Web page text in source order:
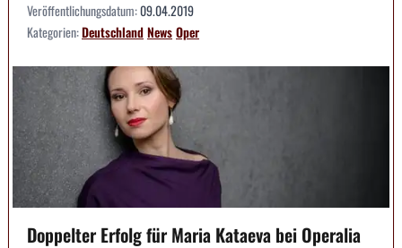
Veröffentlichungsdatum:09.04.2019
Kategorien:DeutschlandNewsOper
Doppelter Erfolg für Maria Kataeva bei Operalia